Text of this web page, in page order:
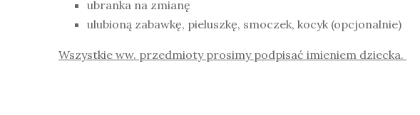
ubranka na zmianę
ulubioną zabawkę, pieluszkę, smoczek, kocyk (opcjonalnie)
Wszystkie ww. przedmioty prosimy podpisać imieniem dziecka.